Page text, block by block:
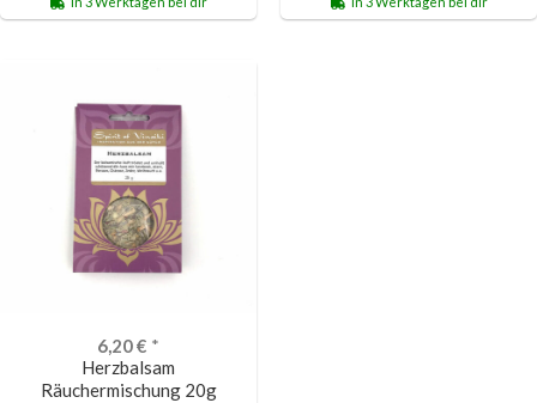
6,20€ *
Herzbalsam
Räuchermischung 20g